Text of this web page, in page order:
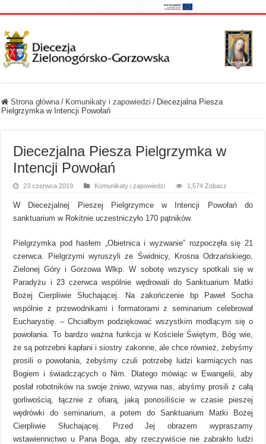
Strona główna / Komunikaty i zapowiedzi / Diecezjalna Piesza
Pielgrzymka w Intencji Powołań
Diecezjalna Piesza Pielgrzymka w
Intencji Powołań
23 czerwca 2019 Komunikaty i zapowiedzi 1,574 Zobacz
W Diecezjalnej Pieszej Pielgrzymce w Intencji Powołań do
sanktuarium w Rokitnie uczestniczyło 170 pątników.
Pielgrzymka pod hasłem „Obietnica i wyzwanie” rozpoczęła się 21
czerwca. Pielgrzymi wyruszyli ze Świdnicy, Krosna Odrzańskiego,
Zielonej Góry i Gorzowa Wlkp. W sobotę wszyscy spotkali się w
Paradyżu i 23 czerwca wspólnie wędrowali do Sanktuarium Matki
Bożej Cierpliwie Słuchającej. Na zakończenie bp Paweł Socha
wspólnie z przewodnikami i formatorami z seminarium celebrował
Eucharystię. – Chciałbym podziękować wszystkim modlącym się o
powołania. To bardzo ważna funkcja w Kościele Świętym, Bóg wie,
że są potrzebni kapłani i siostry zakonne, ale chce również, żebyśmy
prosili o powołania, żebyśmy czuli potrzebę ludzi karmiących nas
Bogiem i świadczących o Nim. Dlatego mówiąc w Ewangelii, aby
posłał robotników na swoje żniwo, wzywa nas, abyśmy prosili z całą
gorliwością, łącznie z ofiarą, jaką ponosiliście w czasie pieszej
wędrówki do seminarium, a potem do Sanktuarium Matki Bożej
Cierpliwie Słuchającej. Przed Jej obrazem wypraszamy
wstawiennictwo u Pana Boga, aby rzeczywiście nie zabrakło ludzi